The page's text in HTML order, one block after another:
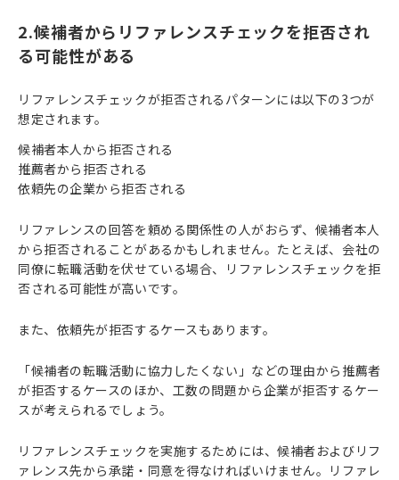
2.候補者からリファレンスチェックを拒否され
る可能性がある
リファレンスチェックが拒否されるパターンには以下の3つが
想定されます。
候補者本人から拒否される
推薦者から拒否される
依頼先の企業から拒否される
リファレンスの回答を頼める関係性の人がおらず、候補者本人
から拒否されることがあるかもしれません。たとえば、会社の
同僚に転職活動を伏せている場合、リファレンスチェックを拒
否される可能性が高いです。
また、依頼先が拒否するケースもあります。
「候補者の転職活動に協力したくない」などの理由から推薦者
が拒否するケースのほか、工数の問題から企業が拒否するケー
スが考えられるでしょう。
リファレンスチェックを実施するためには、候補者およびリフ
ァレンス先から承諾・同意を得なければいけません。リファレ